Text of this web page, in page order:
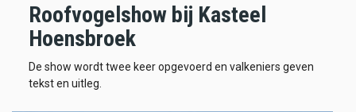
Roofvogelshow bij Kasteel
Hoensbroek
De show wordt twee keer opgevoerd en valkeniers geven
tekst en uitleg.